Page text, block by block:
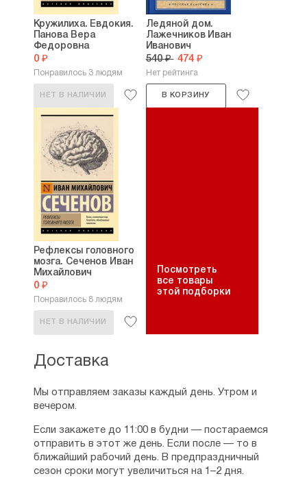
Кружилиха. Евдокия.
Панова Вера
Федоровна
0 ₽
Понравилось 3 людям
НЕТ В НАЛИЧИИ
Ледяной дом.
Лажечников Иван
Иванович
540 ₽ 474 ₽
Нет рейтинга
В КОРЗИНУ
Рефлексы головного
мозга. Сеченов Иван
Михайлович
0 ₽
Понравилось 8 людям
НЕТ В НАЛИЧИИ
Посмотреть
все товары
этой подборки
Доставка
Мы отправляем заказы каждый день. Утром и
вечером.
Если закажете до 11:00 в будни — постараемся
отправить в этот же день. Если после — то в
ближайший рабочий день. В предпраздничный
сезон сроки могут увеличиться на 1–2 дня.